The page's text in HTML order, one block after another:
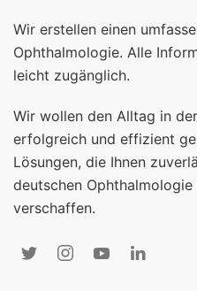
Wir erstellen einen
Ophthalmologie. Alle
leicht zugänglich.
Wir wollen den Alltag in
erfolgreich und effizient
Lösungen, die Ihnen
deutschen
verschaffen.